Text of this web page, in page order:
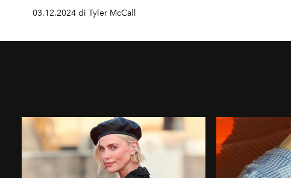
03.12.2024 di Tyler McCall